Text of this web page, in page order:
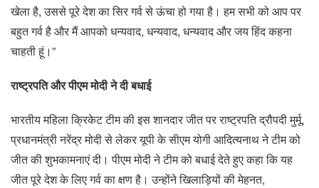
खेला है, उससे पूरे देश का सिर गर्व से ऊंचा हो गया है। हम सभी को आप पर
बहुत गर्व है और मैं आपको धन्यवाद, धन्यवाद, धन्यवाद और जय हिंद कहना
चाहती हूं।”
राष्ट्रपति और पीएम मोदी ने दी बधाई
भारतीय महिला क्रिकेट टीम की इस शानदार जीत पर राष्ट्रपति द्रौपदी मुर्मू,
प्रधानमंत्री नरेंद्र मोदी से लेकर यूपी के सीएम योगी आदित्यनाथ ने टीम को
जीत की शुभकामनाएं दी। पीएम मोदी ने टीम को बधाई देते हुए कहा कि यह
जीत पूरे देश के लिए गर्व का क्षण है। उन्होंने खिलाड़ियों की मेहनत,